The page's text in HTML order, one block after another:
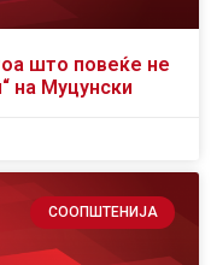
што повеќе не
на Муцунски
СООПШТЕНИЈА